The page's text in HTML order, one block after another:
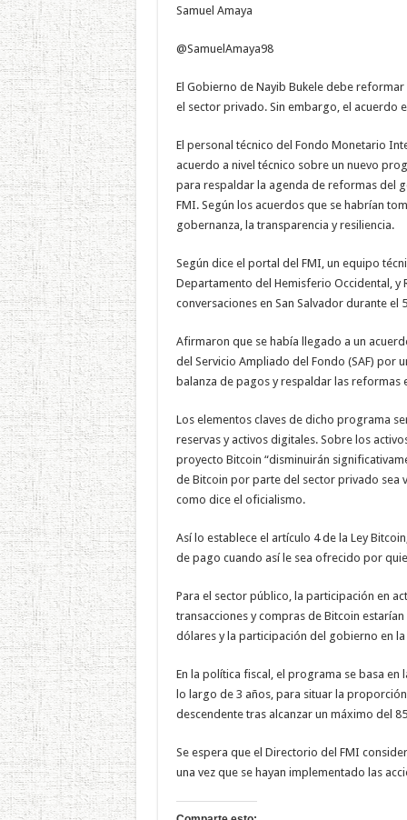
FMI
Samuel Amaya
@SamuelAmaya98
El Gobierno de Nayib Bukele debe
el sector privado. Sin embargo, el acuerdo
El personal técnico del Fondo Monetario
acuerdo a nivel técnico sobre un nuevo
para respaldar la agenda de reformas del
FMI. Según los acuerdos que se habrían
gobernanza, la transparencia y resiliencia.
Según dice el portal del FMI, un equipo
Departamento del Hemisferio Occidental, y
conversaciones en San Salvador durante el
Afirmaron que se había llegado a un
del Servicio Ampliado del Fondo (SAF) por
balanza de pagos y respaldar las reformas
Los elementos claves de dicho programa
reservas y activos digitales. Sobre los
proyecto Bitcoin “disminuirán
de Bitcoin por parte del sector privado sea
como dice el oficialismo.
Así lo establece el artículo 4 de la Ley
de pago cuando así le sea ofrecido por
Para el sector público, la participación en
transacciones y compras de Bitcoin
dólares y la participación del gobierno en
En la política fiscal, el programa se basa
lo largo de 3 años, para situar la
descendente tras alcanzar un máximo del
Se espera que el Directorio del FMI
una vez que se hayan implementado las